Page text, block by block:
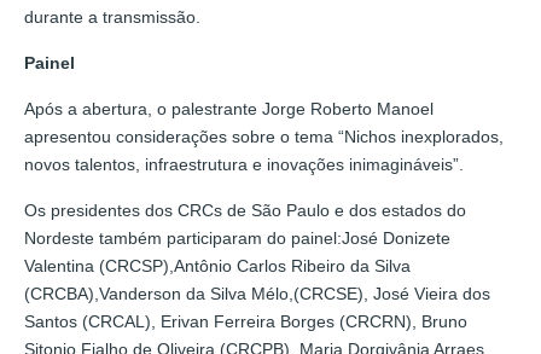
durante a transmissão.
Painel
Após a abertura, o palestrante Jorge Roberto Manoel
apresentou considerações sobre o tema “Nichos inexplorados,
novos talentos, infraestrutura e inovações inimagináveis”.
Os presidentes dos CRCs de São Paulo e dos estados do
Nordeste também participaram do painel:José Donizete
Valentina (CRCSP),Antônio Carlos Ribeiro da Silva
(CRCBA),Vanderson da Silva Mélo,(CRCSE), José Vieira dos
Santos (CRCAL), Erivan Ferreira Borges (CRCRN), Bruno
Sitonio Fialho de Oliveira (CRCPB), Maria Dorgivânia Arraes